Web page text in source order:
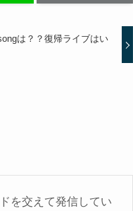
は？？復帰ライブはい
を交えて発信してい